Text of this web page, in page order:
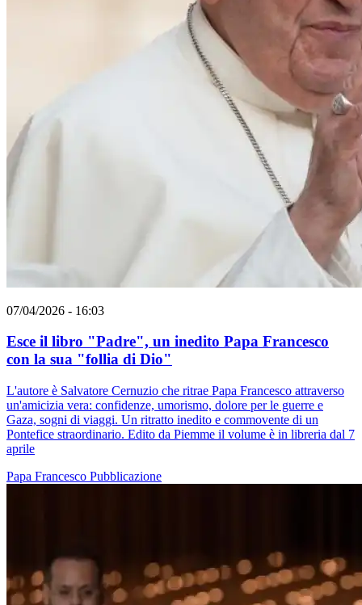
07/04/2026 - 16:03
Esce il libro "Padre", un inedito Papa Francesco
con la sua "follia di Dio"
L'autore è Salvatore Cernuzio che ritrae Papa Francesco attraverso
un'amicizia vera: confidenze, umorismo, dolore per le guerre e
Gaza, sogni di viaggi. Un ritratto inedito e commovente di un
Pontefice straordinario. Edito da Piemme il volume è in libreria dal 7
aprile
Papa Francesco Pubblicazione